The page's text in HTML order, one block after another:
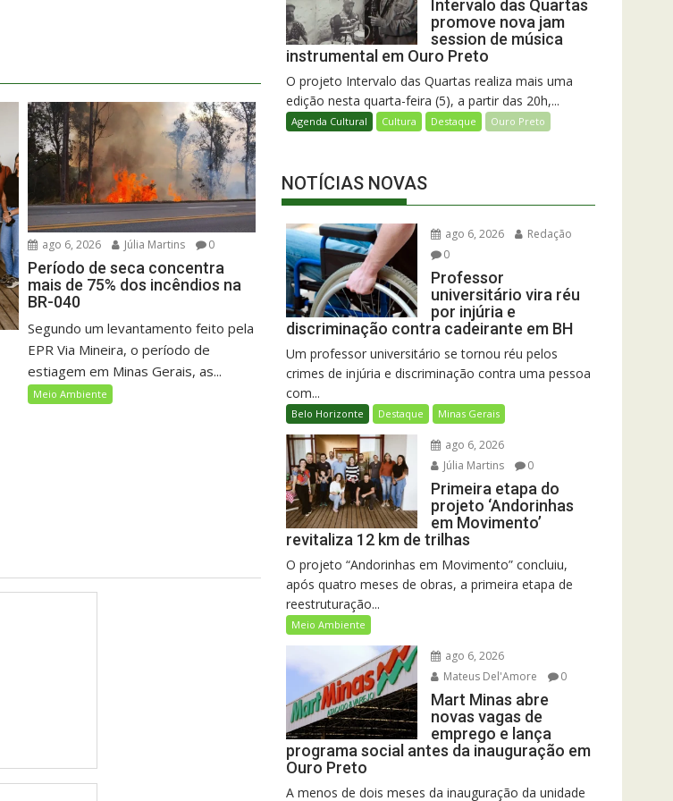
ago 6, 2026 Júlia Martins 0
Período de seca concentra
mais de 75% dos incêndios na
BR-040
Segundo um levantamento feito pela
EPR Via Mineira, o período de
estiagem em Minas Gerais, as...
Meio Ambiente
Intervalo das Quartas
promove nova jam
session de música
instrumental em Ouro Preto
O projeto Intervalo das Quartas realiza mais uma
edição nesta quarta-feira (5), a partir das 20h,...
Agenda Cultural Cultura Destaque Ouro Preto
NOTÍCIAS NOVAS
ago 6, 2026
Redação
0
Professor
universitário vira réu
por injúria e
discriminação contra cadeirante em BH
Um professor universitário se tornou réu pelos
crimes de injúria e discriminação contra uma pessoa
com...
Belo Horizonte Destaque Minas Gerais
ago 6, 2026
Júlia Martins
0
Primeira etapa do
projeto ‘Andorinhas
em Movimento’
revitaliza 12 km de trilhas
O projeto “Andorinhas em Movimento” concluiu,
após quatro meses de obras, a primeira etapa de
reestruturação...
Meio Ambiente
ago 6, 2026
Mateus Del'Amore
0
Mart Minas abre
novas vagas de
emprego e lança
programa social antes da inauguração em
Ouro Preto
A menos de dois meses da inauguração da unidade